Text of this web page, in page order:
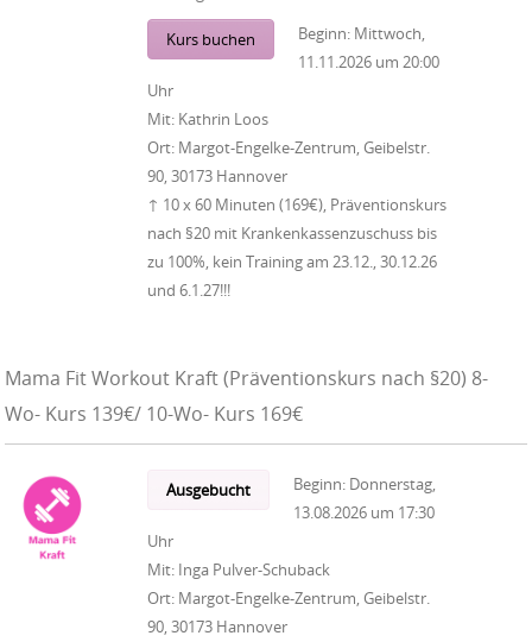
Kurs buchen Beginn: Mittwoch,
11.11.2026 um 20:00
Uhr
Mit: Kathrin Loos
Ort: Margot-Engelke-Zentrum, Geibelstr.
90, 30173 Hannover
↑ 10 x 60 Minuten (169€), Präventionskurs
nach §20 mit Krankenkassenzuschuss bis
zu 100%, kein Training am 23.12., 30.12.26
und 6.1.27!!!
Mama Fit Workout Kraft (Präventionskurs nach §20) 8-
Wo- Kurs 139€/ 10-Wo- Kurs 169€
Ausgebucht Beginn: Donnerstag,
13.08.2026 um 17:30
Uhr
Mit: Inga Pulver-Schuback
Ort: Margot-Engelke-Zentrum, Geibelstr.
90, 30173 Hannover